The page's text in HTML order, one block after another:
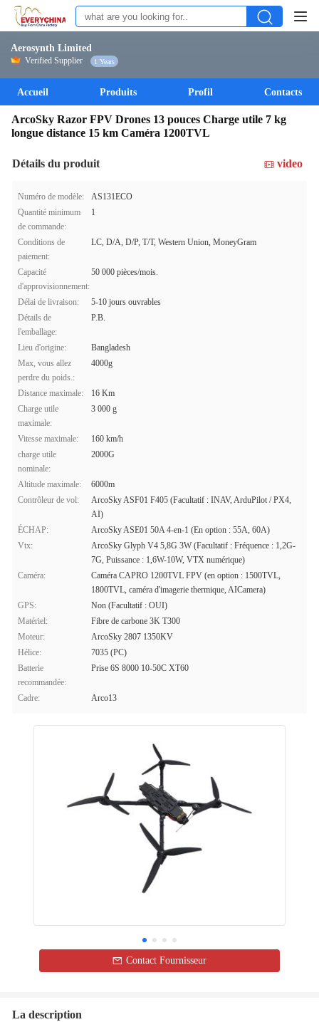
Aerosynth Limited
Verified Supplier 1 Years
Accueil Produits Profil Contacts
ArcoSky Razor FPV Drones 13 pouces Charge utile 7 kg
longue distance 15 km Caméra 1200TVL
Détails du produit video
Numéro de modèle:
AS131ECO
Quantité minimum
de commande:
1
Conditions de
paiement:
LC, D/A, D/P, T/T, Western Union, MoneyGram
Capacité
d'approvisionnement:
50 000 pièces/mois.
Délai de livraison:
5-10 jours ouvrables
Détails de
l'emballage:
P.B.
Lieu d'origine:
Bangladesh
Max, vous allez
perdre du poids.:
4000g
Distance maximale:
16 Km
Charge utile
maximale:
3 000 g
Vitesse maximale:
160 km/h
charge utile
nominale:
2000G
Altitude maximale:
6000m
Contrôleur de vol:
ArcoSky ASF01 F405 (Facultatif : INAV, ArduPilot / PX4,
AI)
ÉCHAP:
ArcoSky ASE01 50A 4-en-1 (En option : 55A, 60A)
Vtx:
ArcoSky Glyph V4 5,8G 3W (Facultatif : Fréquence : 1,2G-
7G, Puissance : 1,6W-10W, VTX numérique)
Caméra:
Caméra CAPRO 1200TVL FPV (en option : 1500TVL,
1800TVL, caméra d'imagerie thermique, AICamera)
GPS:
Non (Facultatif : OUI)
Matériel:
Fibre de carbone 3K T300
Moteur:
ArcoSky 2807 1350KV
Hélice:
7035 (PC)
Batterie
recommandée:
Prise 6S 8000 10-50C XT60
Cadre: Arco13
Contact Fournisseur
La description